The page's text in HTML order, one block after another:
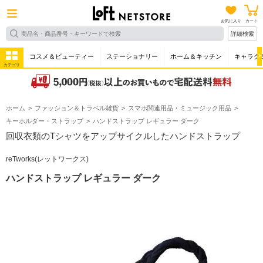
お気に入り カート
詳細検索
カテゴリ
コスメ＆ビューティー ステーショナリー ホーム＆キッチン キャラク
ホーム ファッション＆トラベル雑貨
スマホ関連用品・ミュージック用品
キーホルダー・ストラップ
ハンドストラップ レギュラー ダーク
回収衣類のTシャツをアップサイクルしたハンドストラップ
reTworks(レットワークス)
ハンドストラップ レギュラー ダーク